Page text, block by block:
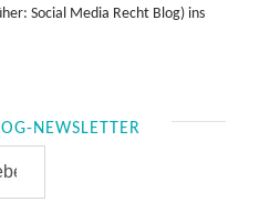
Social Media Recht Blog) ins
NEWSLETTER